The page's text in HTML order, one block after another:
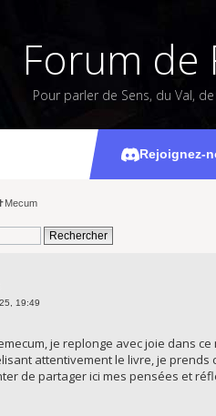
Forum de
Pour parler de Sens, du Val,
Rejoignez-
19:49
je replonge avec joie dans
attentivement le livre, je
de partager ici mes pensées et